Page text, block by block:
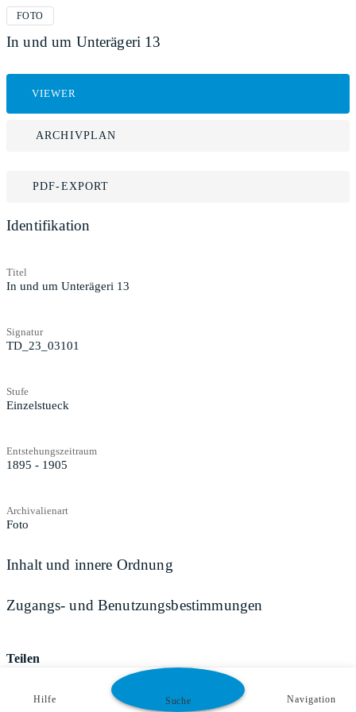
FOTO
In und um Unterägeri 13
VIEWER
ARCHIVPLAN
PDF-EXPORT
Identifikation
Titel
In und um Unterägeri 13
Signatur
TD_23_03101
Stufe
Einzelstueck
Entstehungszeitraum
1895 - 1905
Archivalienart
Foto
Inhalt und innere Ordnung
Zugangs- und Benutzungsbestimmungen
Teilen
Hilfe Suche Navigation